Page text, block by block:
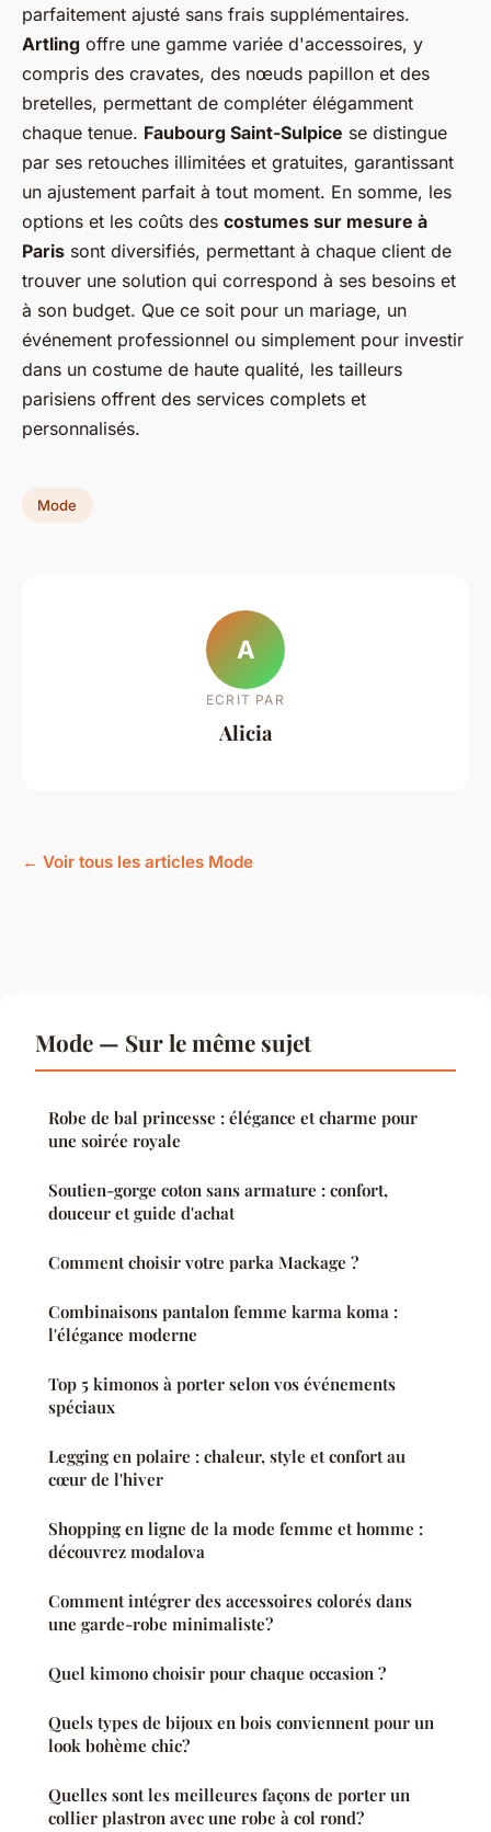
parfaitement ajusté sans frais supplémentaires.
Artling offre une gamme variée d'accessoires, y
compris des cravates, des nœuds papillon et des
bretelles, permettant de compléter élégamment
chaque tenue. Faubourg Saint-Sulpice se distingue
par ses retouches illimitées et gratuites, garantissant
un ajustement parfait à tout moment. En somme, les
options et les coûts des costumes sur mesure à
Paris sont diversifiés, permettant à chaque client de
trouver une solution qui correspond à ses besoins et
à son budget. Que ce soit pour un mariage, un
événement professionnel ou simplement pour investir
dans un costume de haute qualité, les tailleurs
parisiens offrent des services complets et
personnalisés.
Mode
A
ECRIT PAR
Alicia
← Voir tous les articles Mode
Mode — Sur le même sujet
Robe de bal princesse : élégance et charme pour
une soirée royale
Soutien-gorge coton sans armature : confort,
douceur et guide d'achat
Comment choisir votre parka Mackage ?
Combinaisons pantalon femme karma koma :
l'élégance moderne
Top 5 kimonos à porter selon vos événements
spéciaux
Legging en polaire : chaleur, style et confort au
cœur de l'hiver
Shopping en ligne de la mode femme et homme :
découvrez modalova
Comment intégrer des accessoires colorés dans
une garde-robe minimaliste?
Quel kimono choisir pour chaque occasion ?
Quels types de bijoux en bois conviennent pour un
look bohème chic?
Quelles sont les meilleures façons de porter un
collier plastron avec une robe à col rond?